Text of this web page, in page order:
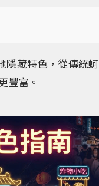
隱藏特色，從傳統
豐富。